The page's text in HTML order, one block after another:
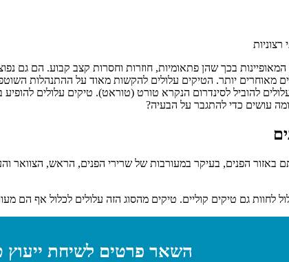
מאוחרים יותר. הטיקים עלולים להקשות מאוד על ההתנהלות
להוביל לסינדרום הנקרא טורט (טוראט). טיקים עלולים
עושים כדי להתגבר על הבעיה?
הפנים, בעיקר במעורבות של שרירי הפנים, הראש, הצוואר
לחוות גם טיקים קוליים. טיקים מהסוג הזה עלולים לכלול אף הם
השאר פרטים לשיחת ייעוץ